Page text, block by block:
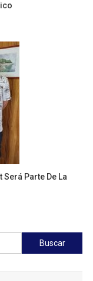
Será Parte De La
Buscar: